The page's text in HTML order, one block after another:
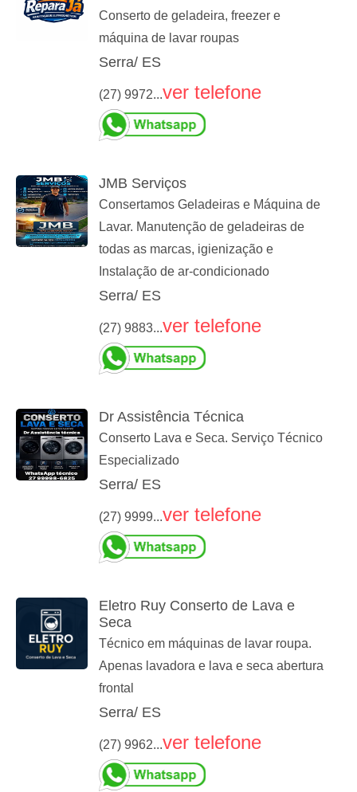
Conserto de geladeira, freezer e
máquina de lavar roupas
Serra/ ES
(27) 9972...ver telefone
JMB Serviços
Consertamos Geladeiras e Máquina de
Lavar. Manutenção de geladeiras de
todas as marcas, igienização e
Instalação de ar-condicionado
Serra/ ES
(27) 9883...ver telefone
Dr Assistência Técnica
Conserto Lava e Seca. Serviço Técnico
Especializado
Serra/ ES
(27) 9999...ver telefone
Eletro Ruy Conserto de Lava e
Seca
Técnico em máquinas de lavar roupa.
Apenas lavadora e lava e seca abertura
frontal
Serra/ ES
(27) 9962...ver telefone